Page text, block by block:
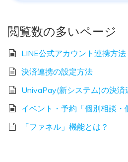
閲覧数の多いページ
LINE公式アカウント連携方法
決済連携の設定方法
UnivaPay(新システム)の決済
イベント・予約「個別相談・
「ファネル」機能とは？